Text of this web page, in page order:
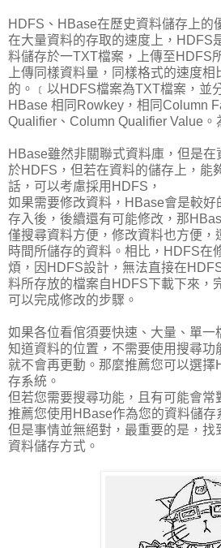
HDFS、HBase在歷史資料儲存上的
在大量資料的存取的速度上，HDFS
料儲存於一TXT檔案，上傳至HDFS
上傳同樣資料量，同樣格式的速度
的。﹝以HDFS檔案為TXT檔案，並
HBase 相同Rowkey，相同Column
Qualifier、Column Qualifier Value。
HBase雖然非關聯式資料庫，但是
於HDFS，但若在資料的儲存上，能
話，可以考慮採用HDFS，
如果需要修改資料，HBase會是較好
存入後，後續還有可能修改，那
僅搜尋資料方便，修改資料也方便，
時間所儲存的資料。相比，HDFS在
煩，因HDFS設計，無法直接在
料所存放的檔案自HDFS下載下來，
可以完成修改的步驟。
如果各位看倌須要快速、大量、單一
知道資料的位置，不需要使用搜尋功
就不會再更動。那麼推薦您可以選
存系統。
但若您需要搜尋功能，且有可能會常
推薦您使用HBase作為您的資料儲存
但是事情並無絕對，最重要的是，找
資料儲存方式。